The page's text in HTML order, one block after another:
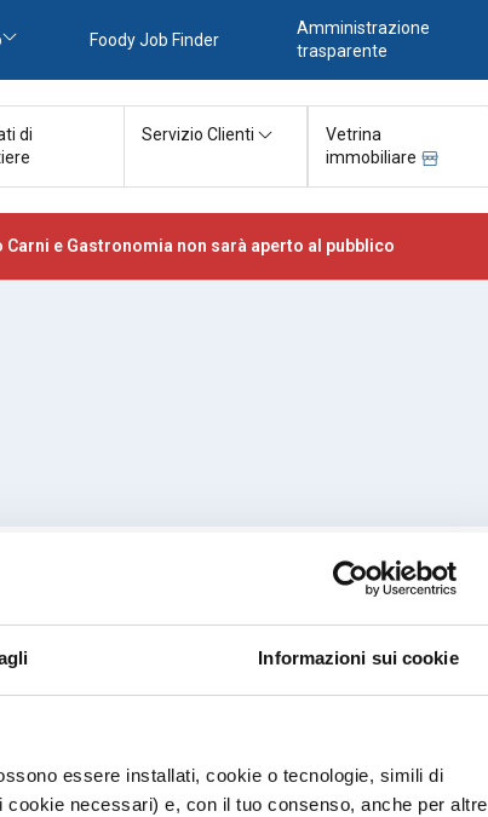
Informazioni sui cookie
essere installati, cookie o tecnologie, simili di
necessari) e, con il tuo consenso, anche per altre
Foody Job Finder
Amministrazione
trasparente
di
Servizio Clienti
Vetrina
immobiliare
e Gastronomia non sarà aperto al pubblico